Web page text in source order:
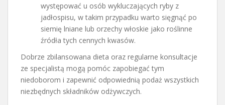
występować u osób wykluczających ryby z
jadłospisu, w takim przypadku warto sięgnąć po
siemię lniane lub orzechy włoskie jako roślinne
źródła tych cennych kwasów.
Dobrze zbilansowana dieta oraz regularne konsultacje
ze specjalistą mogą pomóc zapobiegać tym
niedoborom i zapewnić odpowiednią podaż wszystkich
niezbędnych składników odżywczych.